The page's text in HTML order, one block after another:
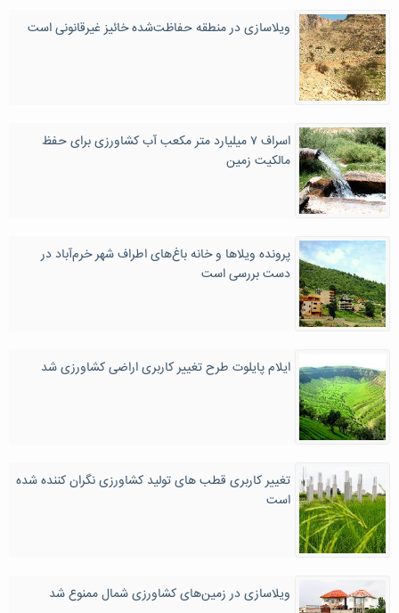
ویلاسازی در منطقه حفاظت‌شده خائیز غیرقانونی است
اسراف ۷ میلیارد متر مکعب آب کشاورزی برای حفظ
مالکیت زمین
پرونده ویلاها و خانه باغ‌های اطراف شهر خرم‌آباد در
دست بررسی است
ایلام پایلوت طرح تغییر کاربری اراضی کشاورزی شد
تغییر کاربری قطب های تولید کشاورزی نگران کننده شده
است
ویلاسازی در زمین‌های کشاورزی شمال ممنوع شد